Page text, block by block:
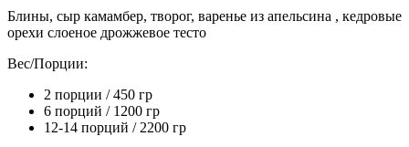
Блины, сыр камамбер, творог, варенье из апельсина , кедровые
орехи слоеное дрожжевое тесто
Вес/Порции:
2 порции / 450 гр
6 порций / 1200 гр
12-14 порций / 2200 гр